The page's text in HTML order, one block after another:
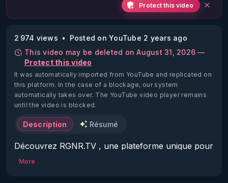
Protect this video
2 974 views
Posted on YouTube 2 years ago
This video may be deleted on August 31, 2026 —
Protect this video
It was automatically imported from YouTube and replicated on
this platform. In the case of a blockage, our system
automatically takes over. The YouTube video player remains
until the video is blocked.
Description Résumé
Découvrez RGNR.TV , une plateforme unique pour
accéder aux meilleures informations en terme de
More